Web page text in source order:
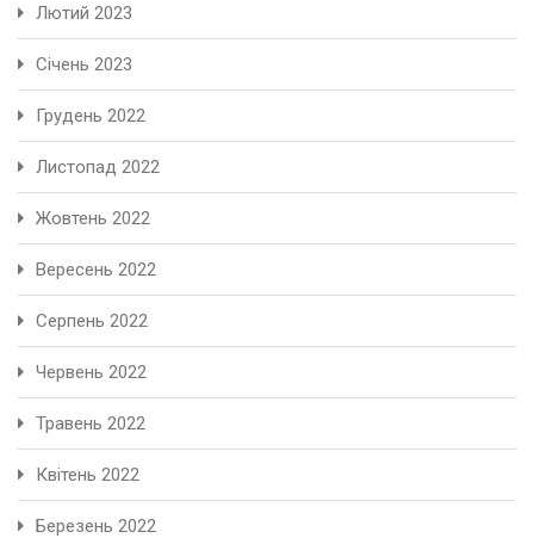
Лютий 2023
Січень 2023
Грудень 2022
Листопад 2022
Жовтень 2022
Вересень 2022
Серпень 2022
Червень 2022
Травень 2022
Квітень 2022
Березень 2022